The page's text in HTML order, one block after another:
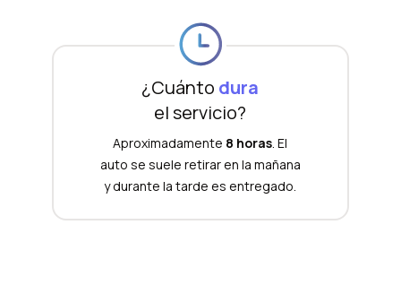
¿Cuánto dura
el servicio?
Aproximadamente 8 horas . El
auto se suele retirar en la mañana
y durante la tarde es entregado.